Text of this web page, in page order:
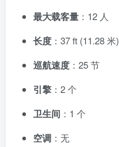
最大载客量 ：12 人
长度 ：37 ft (11.28 米)
巡航速度 ：25 节
引擎 ：2 个
卫生间 ：1 个
空调 ：无